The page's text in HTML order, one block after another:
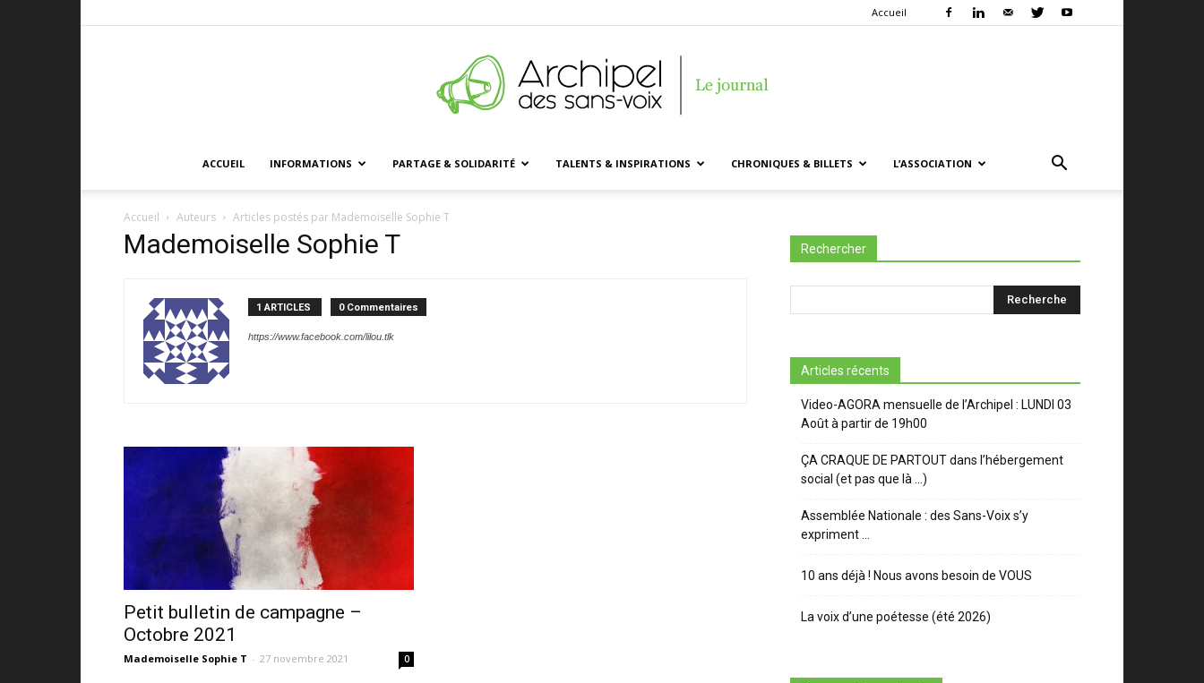
Accueil
ACCUEIL INFORMATIONS PARTAGE & SOLIDARITÉ TALENTS & INSPIRATIONS CHRONIQUES & BILLETS L’ASSOCIATION
Accueil Auteurs Articles postés par Mademoiselle Sophie T
Mademoiselle Sophie T
1 ARTICLES 0 Commentaires
https://www.facebook.com/lilou.tlk
Petit bulletin de campagne –
Octobre 2021
Mademoiselle Sophie T - 27 novembre 2021 0
Rechercher
Articles récents
Video-AGORA mensuelle de l’Archipel : LUNDI 03
Août à partir de 19h00
ÇA CRAQUE DE PARTOUT dans l’hébergement
social (et pas que là …)
Assemblée Nationale : des Sans-Voix s’y
expriment …
10 ans déjà ! Nous avons besoin de VOUS
La voix d’une poétesse (été 2026)